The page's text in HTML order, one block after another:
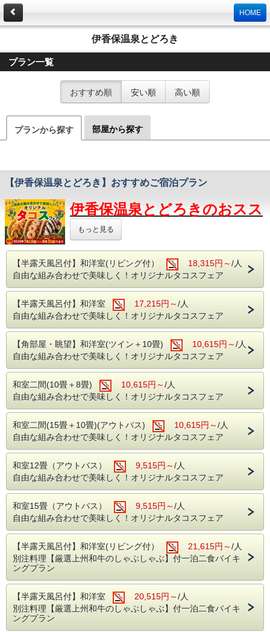
HOME
伊香保温泉とどろき
プラン一覧
おすすめ順 安い順 高い順
プランから探す 部屋から探す
【伊香保温泉とどろき】おすすめご宿泊プラン
伊香保温泉とどろきのおスス
メプラン！
①期間限定フェア
7月から8月は自由な組み合わせを楽しめるタコスフェア！
みなさまだけのオリジナルタコスを作って、みんなでシェア
もいいですね。
②期間限定【厳選上州和牛のしゃぶ
しゃぶ】付き
お夕食をさらに贅沢に彩る、特別な一品を期間限定でご用意
いたしました。
とろけるような舌触りと深い旨味を堪能できる厳選上州和牛
のしゃぶしゃぶはいかがでしょうか。
③特別室で贅沢に！半露天風呂付き
当館の数少ない半露天風呂付のプランです。
プライベートな空間でゆっくりと温泉で癒される至福な時間
ワンランク上の贅沢なひとときをお過ごしいただけます。
④アニバーサリープレート付き
様々な場面のお祝いや記念日におススメのプランです！
ご夫婦・カップル・友人同士のお客様にはもちろん大切な方
へのサプライズ記念などにもご利用いただけます♪
ぜひ、記念日にご利用してみてはいかがでしょうか。
もっと見る
【半露天風呂付】和洋室(リビング付） 18,315円～/人
自由な組み合わせで美味しく！オリジナルタコスフェア
【半露天風呂付】和洋室 17,215円～/人
自由な組み合わせで美味しく！オリジナルタコスフェア
【角部屋・眺望】和洋室(ツイン＋10畳) 10,615円～/人
自由な組み合わせで美味しく！オリジナルタコスフェア
和室二間(10畳＋8畳) 10,615円～/人
自由な組み合わせで美味しく！オリジナルタコスフェア
和室二間(15畳＋10畳)(アウトバス) 10,615円～/人
自由な組み合わせで美味しく！オリジナルタコスフェア
和室12畳（アウトバス） 9,515円～/人
自由な組み合わせで美味しく！オリジナルタコスフェア
和室15畳（アウトバス） 9,515円～/人
自由な組み合わせで美味しく！オリジナルタコスフェア
【半露天風呂付】和洋室(リビング付） 21,615円～/人
別注料理【厳選上州和牛のしゃぶしゃぶ】付一泊二食バイキ
ングプラン
【半露天風呂付】和洋室 20,515円～/人
別注料理【厳選上州和牛のしゃぶしゃぶ】付一泊二食バイキ
ングプラン